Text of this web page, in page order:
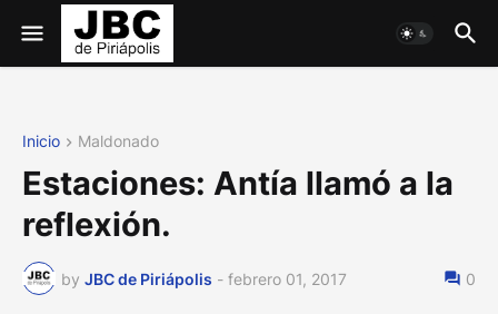
Inicio Maldonado
Estaciones: Antía llamó a la
reflexión.
by JBC de Piriápolis - febrero 01, 2017 0